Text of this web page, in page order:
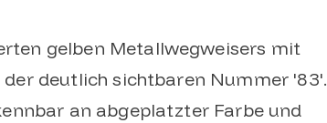
gelben Metallwegweisers mit
deutlich sichtbaren Nummer '83'.
an abgeplatzter Farbe und